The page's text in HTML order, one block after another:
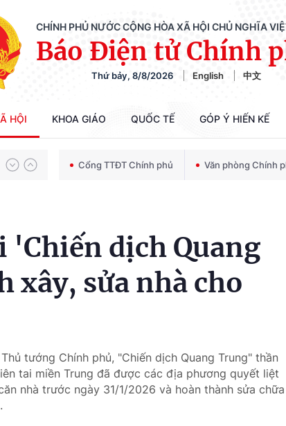
CHÍNH PHỦ NƯỚC CỘNG HÒA XÃ HỘI CHỦ NGHĨA
Báo Điện tử Chính
Thứ bảy, 8/8/2026 English 中文
HỘI KHOA GIÁO QUỐC TẾ GÓP Ý HIẾN KẾ
Cổng TTĐT Chính phủ Văn phòng Chính
dịch Quang
sửa nhà cho
tướng Chính phủ, "Chiến dịch Quang Trung" thần
tai miền Trung đã được các địa phương quyết liệt
nhà trước ngày 31/1/2026 và hoàn thành sửa chữa